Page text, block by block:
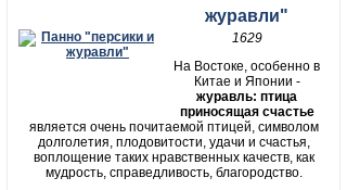
журавли"
1629
На Востоке, особенно в
Китае и Японии -
журавль: птица
приносящая счастье
является очень почитаемой птицей, символом
долголетия, плодовитости, удачи и счастья,
воплощение таких нравственных качеств, как
мудрость, справедливость, благородство.